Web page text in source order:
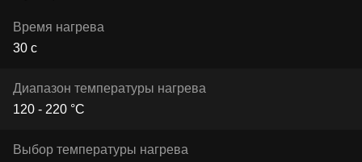
Время нагрева
30 с
Диапазон температуры нагрева
120 - 220 °C
Выбор температуры нагрева